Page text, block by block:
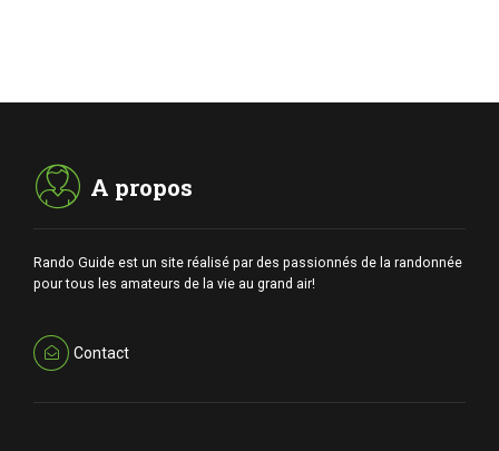
A propos
Rando Guide est un site réalisé par des passionnés de la randonnée
pour tous les amateurs de la vie au grand air!
Contact